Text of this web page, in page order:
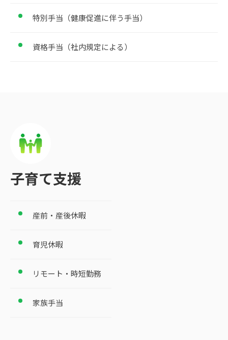
特別手当（健康促進に伴う手当）
資格手当（社内規定による）
子育て支援
産前・産後休暇
育児休暇
リモート・時短勤務
家族手当